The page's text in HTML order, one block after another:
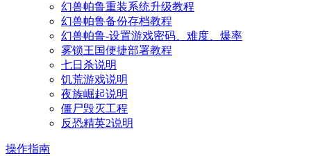
幻兽帕鲁重装系统升级教程
幻兽帕鲁备份存档教程
幻兽帕鲁-设置游戏密码、难度、爆率
雾锁王国便捷部署教程
七日杀说明
饥荒游戏说明
夜族崛起说明
僵尸毁灭工程
反恐精英2说明
操作指南